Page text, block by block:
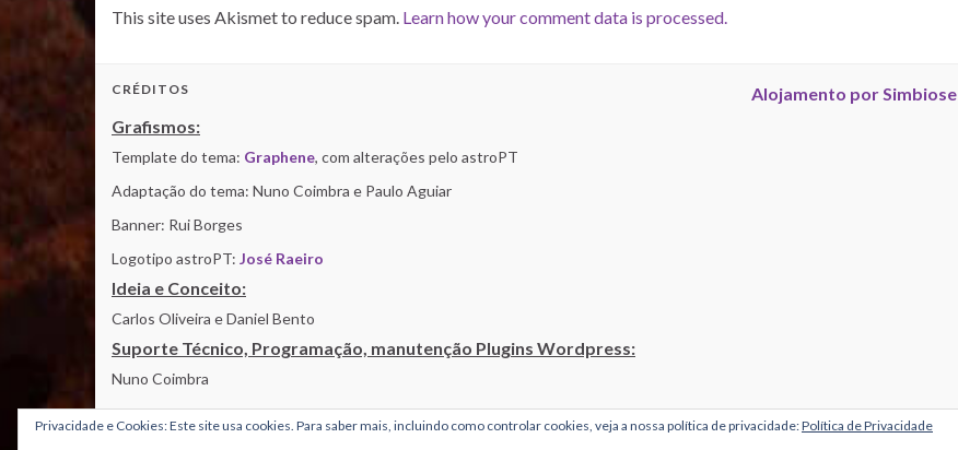
This site uses Akismet to reduce spam. Learn how your comment data is processed.
CRÉDITOS
Grafismos:
Template do tema: Graphene, com alterações pelo astroPT
Adaptação do tema: Nuno Coimbra e Paulo Aguiar
Banner: Rui Borges
Logotipo astroPT: José Raeiro
Ideia e Conceito:
Carlos Oliveira e Daniel Bento
Suporte Técnico, Programação, manutenção Plugins Wordpress:
Nuno Coimbra
Alojamento por Simbiose
© 2026 AstroPT - Informação e Educação Científica.
Privacidade e Cookies: Este site usa cookies. Para saber mais, incluindo como controlar cookies, veja a nossa política de privacidade:Política de Privacidade